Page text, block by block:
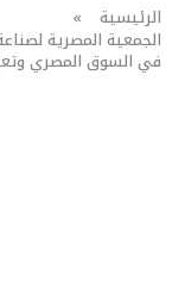
الرئيسية »
الجمعية المصرية
في السوق المصري